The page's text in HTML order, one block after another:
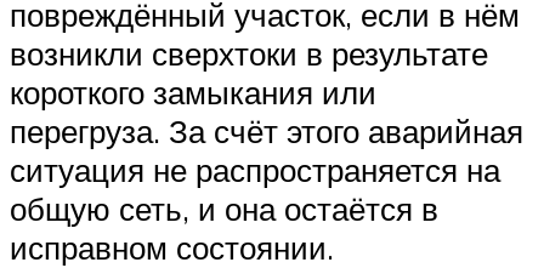
повреждённый участок, если в нём
возникли сверхтоки в результате
короткого замыкания или
перегруза. За счёт этого аварийная
ситуация не распространяется на
общую сеть, и она остаётся в
исправном состоянии.